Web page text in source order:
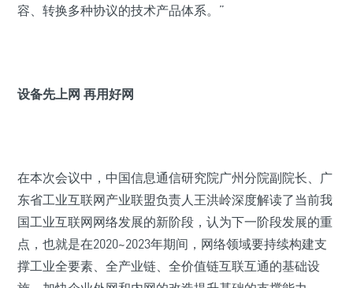
容、转换多种协议的技术产品体系。”
设备先上网 再用好网
在本次会议中，中国信息通信研究院广州分院副院长、广
东省工业互联网产业联盟负责人王洪岭深度解读了当前我
国工业互联网网络发展的新阶段，认为下一阶段发展的重
点，也就是在2020~2023年期间，网络领域要持续构建支
撑工业全要素、全产业链、全价值链互联互通的基础设